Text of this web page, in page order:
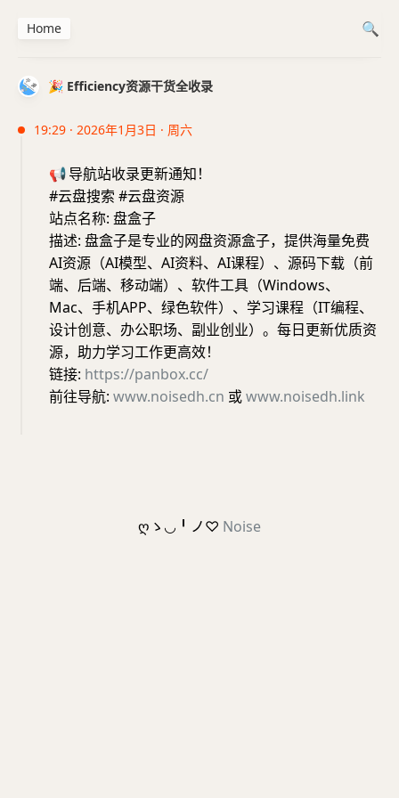
🎉 Efficiency资源干货全收录
19:29 · 2026年1月3日 · 周六
📢导航站收录更新通知！
#云盘搜索 #云盘资源
站点名称: 盘盒子
描述: 盘盒子是专业的网盘资源盒子，提供海量免费
AI资源（AI模型、AI资料、AI课程）、源码下载（前
端、后端、移动端）、软件工具（Windows、
Mac、手机APP、绿色软件）、学习课程（IT编程、
设计创意、办公职场、副业创业）。每日更新优质资
源，助力学习工作更高效！
链接: https://panbox.cc/
前往导航: www.noisedh.cn 或www.noisedh.link
Home
ღゝ◡╹ノ♡ Noise